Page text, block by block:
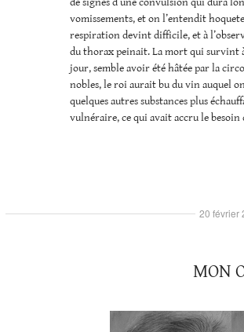
vomissements, et on l’entendit
respiration devint difficile, et à
du thorax peinait. La mort qui survint
jour, semble avoir été hâtée par la
nobles, le roi aurait bu du vin auquel
quelques autres substances plus
vulnéraire, ce qui avait accru le
MON
20 février